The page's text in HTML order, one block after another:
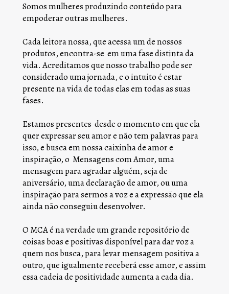
Somos mulheres produzindo conteúdo para
empoderar outras mulheres.
Cada leitora nossa, que acessa um de nossos
produtos, encontra-se  em uma fase distinta da
vida. Acreditamos que nosso trabalho pode ser
considerado uma jornada, e o intuito é estar
presente na vida de todas elas em todas as suas
fases.
Estamos presentes  desde o momento em que ela
quer expressar seu amor e não tem palavras para
isso, e busca em nossa caixinha de amor e
inspiração, o  Mensagens com Amor, uma
mensagem para agradar alguém, seja de
aniversário, uma declaração de amor, ou uma
inspiração para sermos a voz e a expressão que ela
ainda não conseguiu desenvolver.
O MCA é na verdade um grande repositório de
coisas boas e positivas disponível para dar voz a
quem nos busca, para levar mensagem positiva a
outro, que igualmente receberá esse amor, e assim
essa cadeia de positividade aumenta a cada dia.